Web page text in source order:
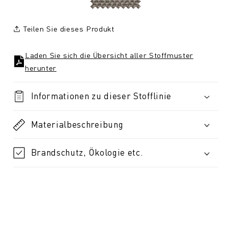
Teilen Sie dieses Produkt
Laden Sie sich die Übersicht aller Stoffmuster
herunter
Informationen zu dieser Stofflinie
Materialbeschreibung
Brandschutz, Ökologie etc.